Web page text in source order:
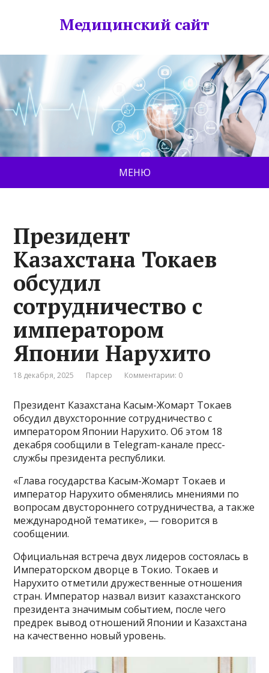
Медицинский сайт
МЕНЮ
Президент
Казахстана Токаев
обсудил
сотрудничество с
императором
Японии Нарухито
18 декабря, 2025 Парсер Комментарии: 0
Президент Казахстана Касым-Жомарт Токаев
обсудил двухсторонние сотрудничество с
императором Японии Нарухито. Об этом 18
декабря сообщили в Telegram-канале пресс-
службы президента республики.
«Глава государства Касым-Жомарт Токаев и
император Нарухито обменялись мнениями по
вопросам двустороннего сотрудничества, а также
международной тематике», — говорится в
сообщении.
Официальная встреча двух лидеров состоялась в
Императорском дворце в Токио. Токаев и
Нарухито отметили дружественные отношения
стран. Император назвал визит казахстанского
президента значимым событием, после чего
предрек вывод отношений Японии и Казахстана
на качественно новый уровень.